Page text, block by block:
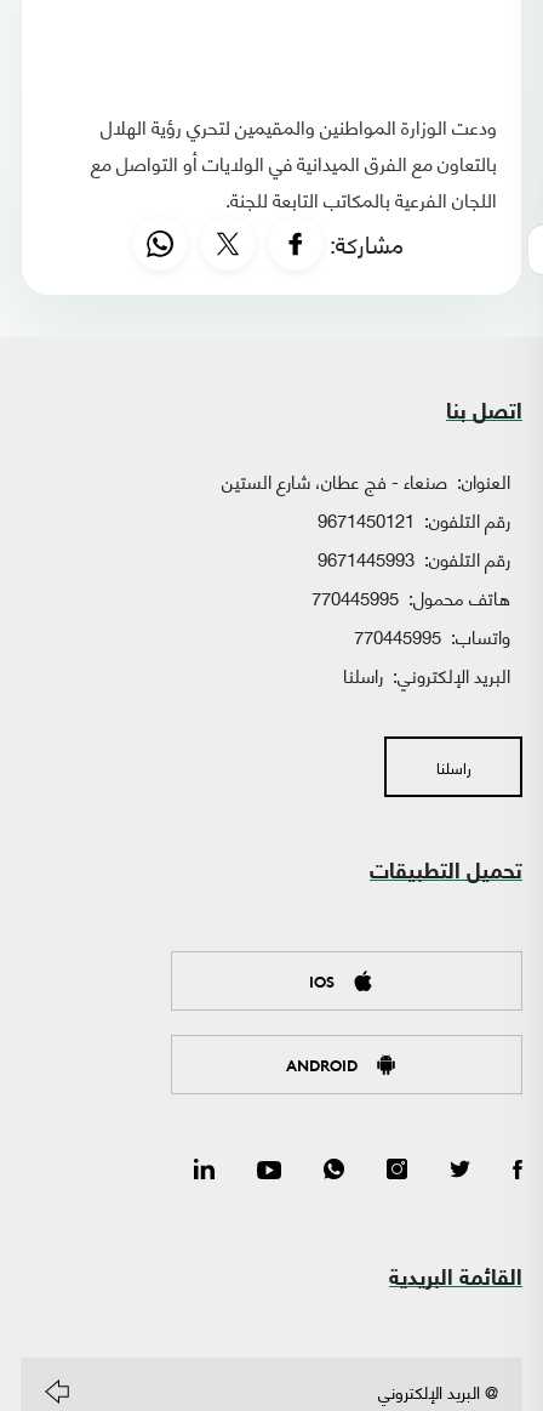
ودعت الوزارة المواطنين والمقيمين لتحري رؤية الهلال
بالتعاون مع الفرق الميدانية في الولايات أو التواصل مع
اللجان الفرعية بالمكاتب التابعة للجنة.
مشاركة:
اتصل بنا
العنوان: صنعاء - فج عطان، شارع الستين
رقم التلفون: 9671450121
رقم التلفون: 9671445993
هاتف محمول: 770445995
واتساب:
البريد الإلكتروني: راسلنا
راسلنا
تحميل التطبيقات
IOS
ANDROID
القائمة البريدية